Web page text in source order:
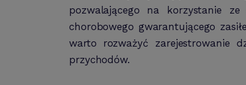
pozwalającego na korzystanie
chorobowego gwarantującego
warto rozważyć zarejestrowanie
przychodów.